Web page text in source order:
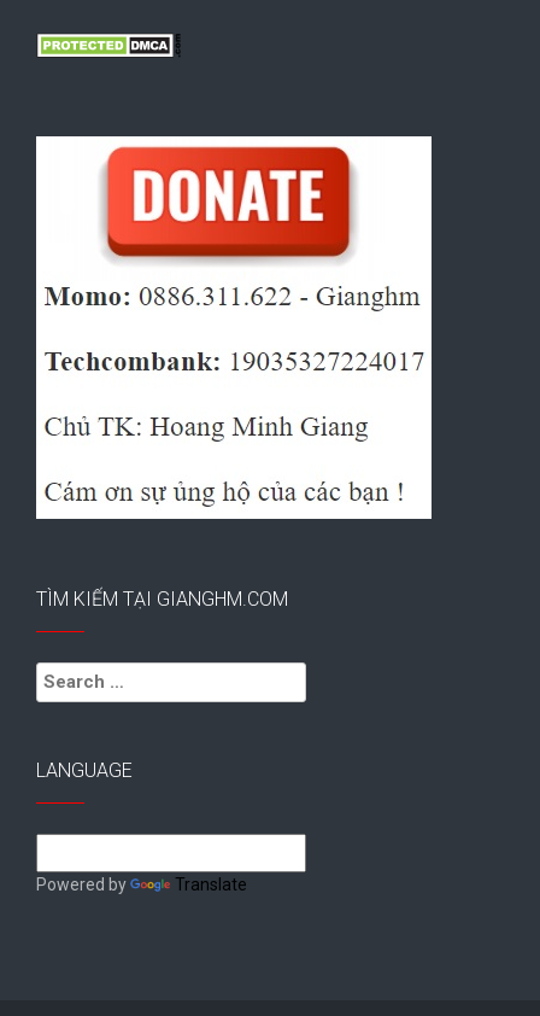
TÌM KIẾM TẠI GIANGHM.COM
Search
for:
LANGUAGE
Powered by Translate